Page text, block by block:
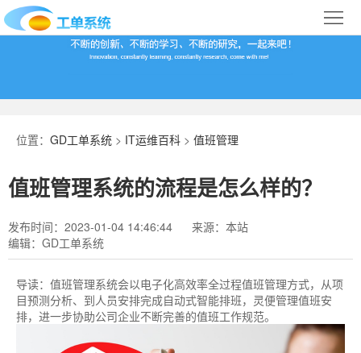
首
百
科
下
载
于
我
行
业
位置： GD工单系统 > IT运维百科 > 值班管理
值班管理系统的流程是怎么样的？
发布时间：2023-01-04 14:46:44
来源：本站
编辑：GD工单系统
导读： 值班管理​系统会以电子化高效率全过程值班管理方式，从项
目预测分析、到人员安排完成自动式智能排班，灵便管理值班安
排，进一步协助公司企业不断完善的值班工作规范。